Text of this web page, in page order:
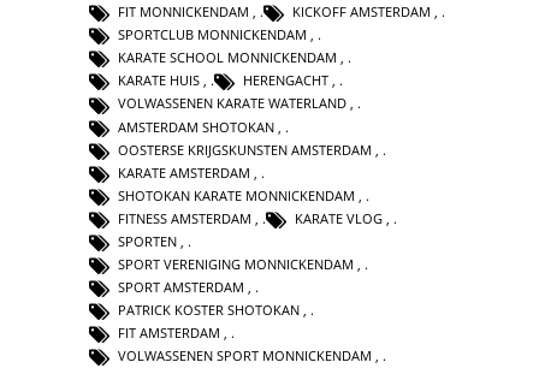
FIT MONNICKENDAM , KICKOFF AMSTERDAM ,
SPORTCLUB MONNICKENDAM ,
KARATE SCHOOL MONNICKENDAM ,
KARATE HUIS , HERENGACHT ,
VOLWASSENEN KARATE WATERLAND ,
AMSTERDAM SHOTOKAN
OOSTERSE KRIJGSKUNSTEN AMSTERDAM
KARATE AMSTERDAM
SHOTOKAN KARATE MONNICKENDAM
FITNESS AMSTERDAM
KARATE VLOG
SPORTEN
SPORT VERENIGING MONNICKENDAM
SPORT AMSTERDAM
PATRICK KOSTER SHOTOKAN ,
FIT AMSTERDAM ,
VOLWASSENEN SPORT MONNICKENDAM ,